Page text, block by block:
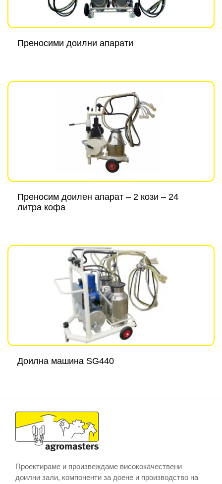
Преносими доилни апарати
Преносим доилен апарат – 2 кози – 24
литра кофа
Доилна машина SG440
Проектираме и произвеждаме висококачествени
доилни зали, компоненти за доене и производство на